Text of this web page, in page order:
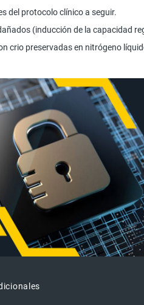
del protocolo clínico a seguir.
(inducción de la capacidad
crio preservadas en nitrógeno